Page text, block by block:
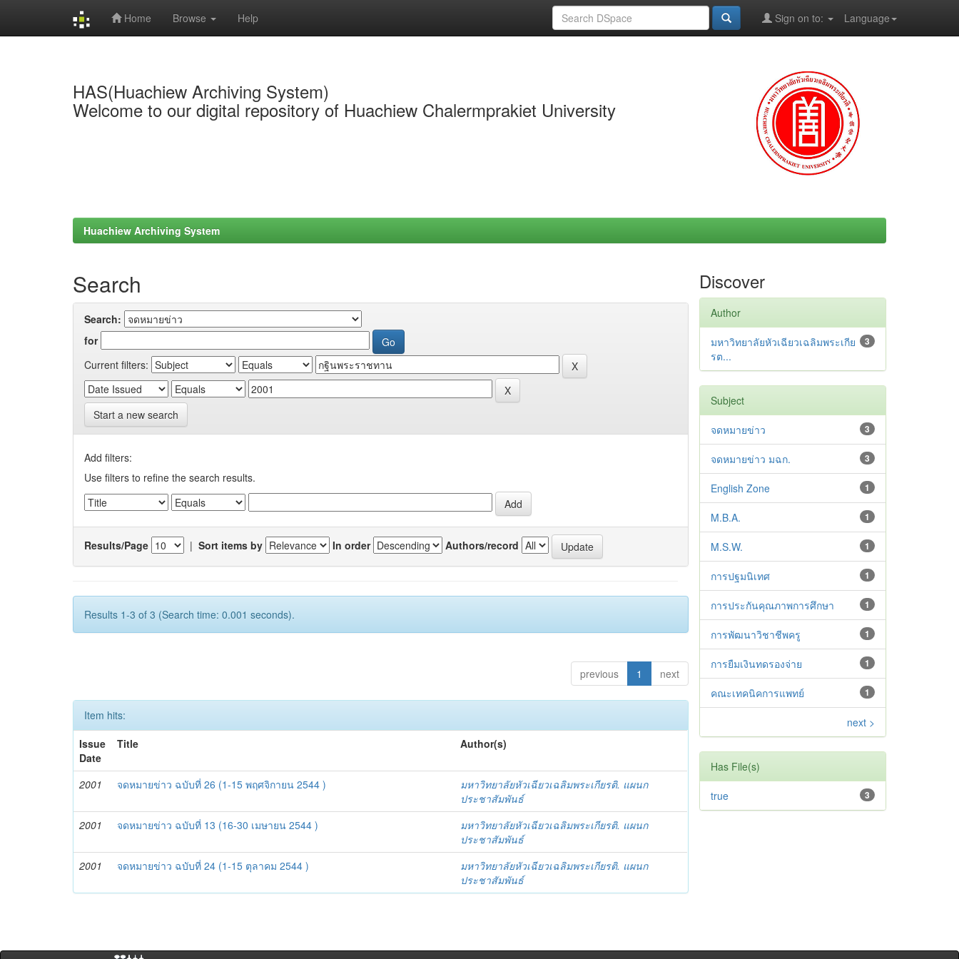
Home Browse Help Language
Sign on to:
HAS(Huachiew Archiving System)
Welcome to our digital repository of Huachiew Chalermprakiet University
Huachiew Archiving System
Search
Search:
for
Current filters:
Start a new search
Add filters:
Use filters to refine the search results.
Results/Page | Sort items by In order Authors/record
Results 1-3 of 3 (Search time: 0.001 seconds).
previous 1 next
Item hits:
Issue
Date
Title Author(s)
2001 จดหมายข่าว ฉบับที่ 26 (1-15 พฤศจิกายน 2544 )
มหาวิทยาลัยหัวเฉียวเฉลิมพระเกียรติ. แผนก
ประชาสัมพันธ์
2001
จดหมายข่าว ฉบับที่ 13 (16-30 เมษายน 2544 )
มหาวิทยาลัยหัวเฉียวเฉลิมพระเกียรติ. แผนก
ประชาสัมพันธ์
2001
จดหมายข่าว ฉบับที่ 24 (1-15 ตุลาคม 2544 )
มหาวิทยาลัยหัวเฉียวเฉลิมพระเกียรติ. แผนก
ประชาสัมพันธ์
Discover
Author
3
มหาวิทยาลัยหัวเฉียวเฉลิมพระเกีย
รต...
Subject
3
จดหมายข่าว
3
จดหมายข่าว มฉก.
1
English Zone
1
M.B.A.
1
M.S.W.
1
การปฐมนิเทศ
1
การประกันคุณภาพการศึกษา
1
การพัฒนาวิชาชีพครู
1
การยืมเงินทดรองจ่าย
1
คณะเทคนิคการแพทย์
next >
Has File(s)
3
true